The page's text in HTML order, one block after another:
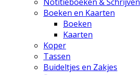
Boeken en Kaarten
Boeken
Kaarten
Koper
Tassen
Buideltjes en Zakjes